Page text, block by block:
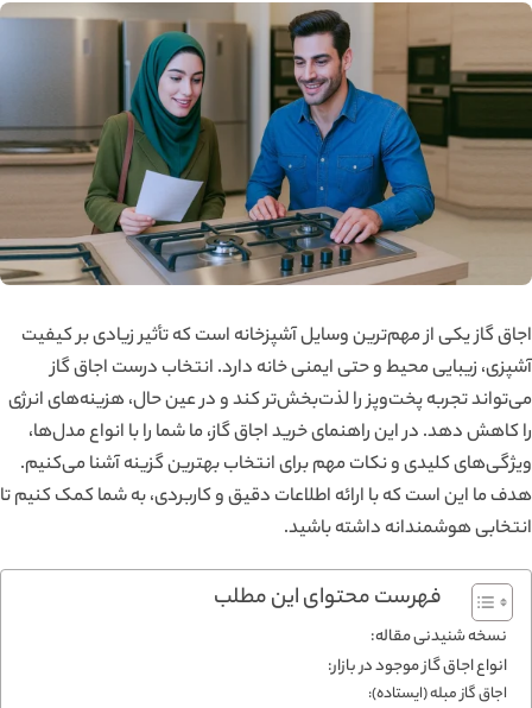
اجاق گاز یکی از مهم‌ترین وسایل آشپزخانه است که تأثیر زیادی بر کیفیت
آشپزی، زیبایی محیط و حتی ایمنی خانه دارد. انتخاب درست اجاق گاز
می‌تواند تجربه پخت‌وپز را لذت‌بخش‌تر کند و در عین حال، هزینه‌های انرژی
را کاهش دهد. در این راهنمای خرید اجاق گاز، ما شما را با انواع مدل‌ها،
ویژگی‌های کلیدی و نکات مهم برای انتخاب بهترین گزینه آشنا می‌کنیم.
هدف ما این است که با ارائه اطلاعات دقیق و کاربردی، به شما کمک کنیم تا
انتخابی هوشمندانه داشته باشید.
فهرست محتوای این مطلب
نسخه شنیدنی مقاله:
انواع اجاق گاز موجود در بازار:
اجاق گاز مبله (ایستاده):